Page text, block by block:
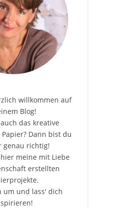
willkommen auf
Blog!
das kreative
Dann bist du
genau richtig!
meine mit Liebe
erstellten
um und lass' dich